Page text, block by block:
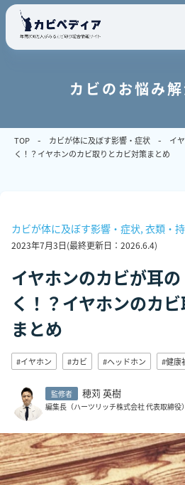
カビのお悩み
TOP カビが体に及ぼす影響・症状
イ
く！？イヤホンのカビ取りとカビ対策まとめ
カビが体に及ぼす影響・症状, 衣類・
2023年7月3日(最終更新日： 2026.6.4)
イヤホンのカビが耳
く！？イヤホンのカ
まとめ
#イヤホン #カビ #ヘッドホン #健康
監修者 穂苅 英樹
編集長（ハーツリッチ株式会社 代表取締役）